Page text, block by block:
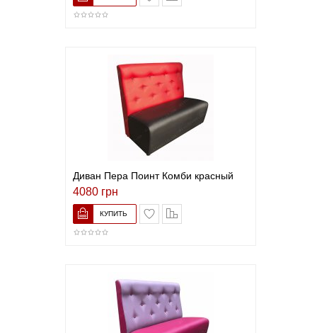
Диван Пера Поинт Комби красный
4080 грн
В список желаний